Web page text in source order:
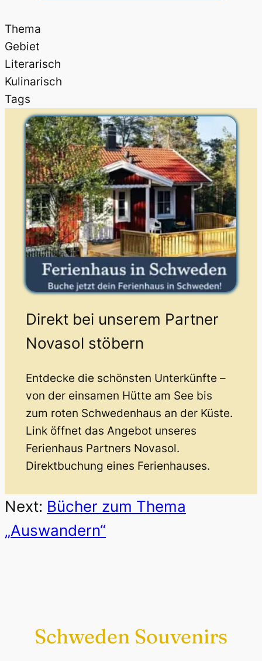
Thema
Gebiet
Literarisch
Kulinarisch
Tags
Direkt bei unserem Partner
Novasol stöbern
Entdecke die schönsten Unterkünfte –
von der einsamen Hütte am See bis
zum roten Schwedenhaus an der Küste.
Link öffnet das Angebot unseres
Ferienhaus Partners Novasol.
Direktbuchung eines Ferienhauses.
Next: Bücher zum Thema
„Auswandern“
Schweden Souvenirs